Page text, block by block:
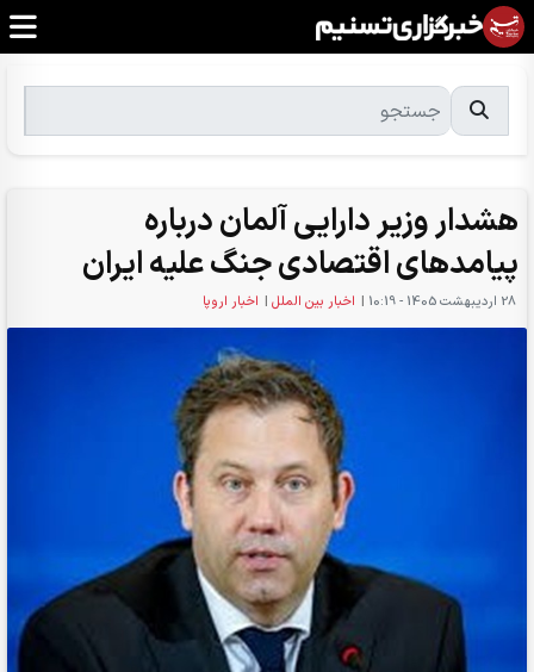
هشدار وزیر دارایی آلمان درباره
پیامدهای اقتصادی جنگ علیه ایران
28 ارديبهشت 1405 - 10:19 | اخبار بین الملل | اخبار اروپا